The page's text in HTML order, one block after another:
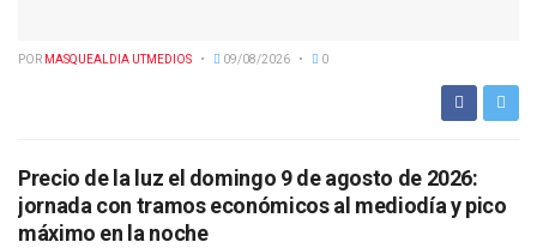
POR MASQUEALDIA UTMEDIOS 09/08/2026 0
Precio de la luz el domingo 9 de agosto de 2026:
jornada con tramos económicos al mediodía y pico
máximo en la noche